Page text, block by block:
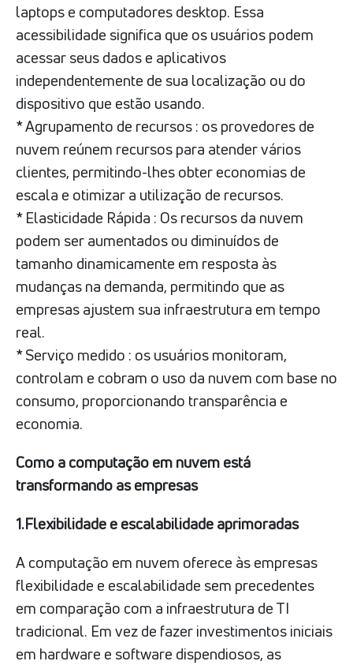
laptops e computadores desktop. Essa
acessibilidade significa que os usuários podem
acessar seus dados e aplicativos
independentemente de sua localização ou do
dispositivo que estão usando.
* Agrupamento de recursos : os provedores de
nuvem reúnem recursos para atender vários
clientes, permitindo-lhes obter economias de
escala e otimizar a utilização de recursos.
* Elasticidade Rápida : Os recursos da nuvem
podem ser aumentados ou diminuídos de
tamanho dinamicamente em resposta às
mudanças na demanda, permitindo que as
empresas ajustem sua infraestrutura em tempo
real.
* Serviço medido : os usuários monitoram,
controlam e cobram o uso da nuvem com base no
consumo, proporcionando transparência e
economia.
Como a computação em nuvem está
transformando as empresas
1.Flexibilidade e escalabilidade aprimoradas
A computação em nuvem oferece às empresas
flexibilidade e escalabilidade sem precedentes
em comparação com a infraestrutura de TI
tradicional. Em vez de fazer investimentos iniciais
em hardware e software dispendiosos, as